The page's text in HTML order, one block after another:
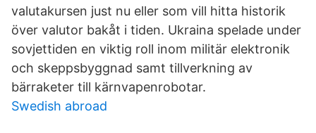
valutakursen just nu eller som vill hitta historik
över valutor bakåt i tiden. Ukraina spelade under
sovjettiden en viktig roll inom militär elektronik
och skeppsbyggnad samt tillverkning av
bärraketer till kärnvapenrobotar.
Swedish abroad